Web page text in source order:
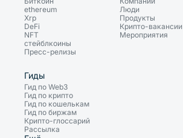
ethereum
Xrp
DeFi
NFT
стейблкоины
Пресс-релизы
Люди
Продукты
Крипто-вакансии
Мероприятия
Гиды
Гид по Web3
Гид по крипто
Гид по кошелькам
Гид по биржам
Крипто-глоссарий
Рассылка